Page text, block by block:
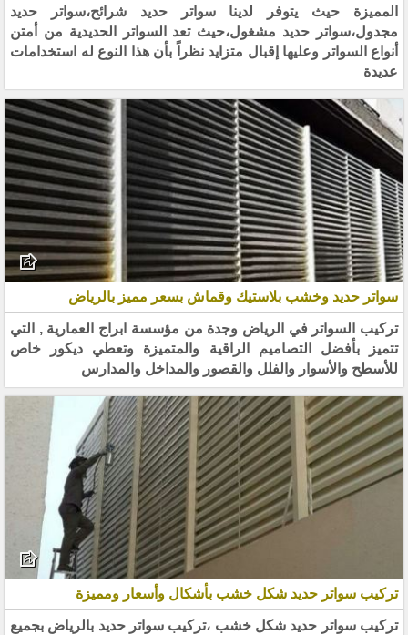
المميزة حيث يتوفر لدينا سواتر حديد شرائح،سواتر حديد
مجدول،سواتر حديد مشغول،حيث تعد السواتر الحديدية من أمتن
أنواع السواتر وعليها إقبال متزايد نظراً بأن هذا النوع له استخدامات
عديدة
سواتر حديد وخشب بلاستيك وقماش بسعر مميز بالرياض
تركيب السواتر في الرياض وجدة من مؤسسة ابراج العمارية , التي
تتميز بأفضل التصاميم الراقية والمتميزة وتعطي ديكور خاص
للأسطح والأسوار والفلل والقصور والمداخل والمدارس
تركيب سواتر حديد شكل خشب بأشكال وأسعار ومميزة
تركيب سواتر حديد شكل خشب ،تركيب سواتر حديد بالرياض بجميع